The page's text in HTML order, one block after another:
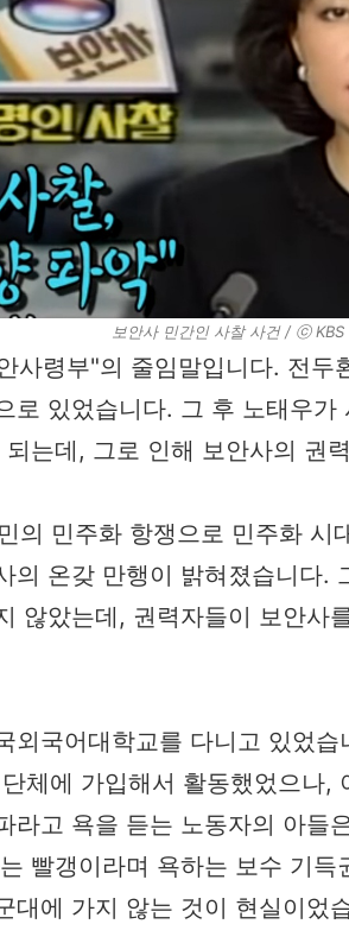
보안사 민간인 사찰 사건​ / ⓒ KBS
사령부"의 줄임말입니다. 전두
로 있었습니다. 그 후 노태우가
는데, 그로 인해 보안사의 권
의 민주화 항쟁으로 민주화 시
의 온갖 만행이 밝혀졌습니다.
않았는데, 권력자들이 보안사
외국어대학교를 다니고 있었
체에 가입해서 활동했었으나,
라고 욕을 듣는 노동자의 아들
빨갱이라며 욕하는 보수 기득
대에 가지 않는 것이 현실이었